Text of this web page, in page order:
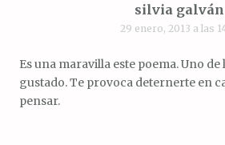
silvia galván
29 enero, 2013 a las
Es una maravilla este poema. Uno de
gustado. Te provoca deternerte en
pensar.